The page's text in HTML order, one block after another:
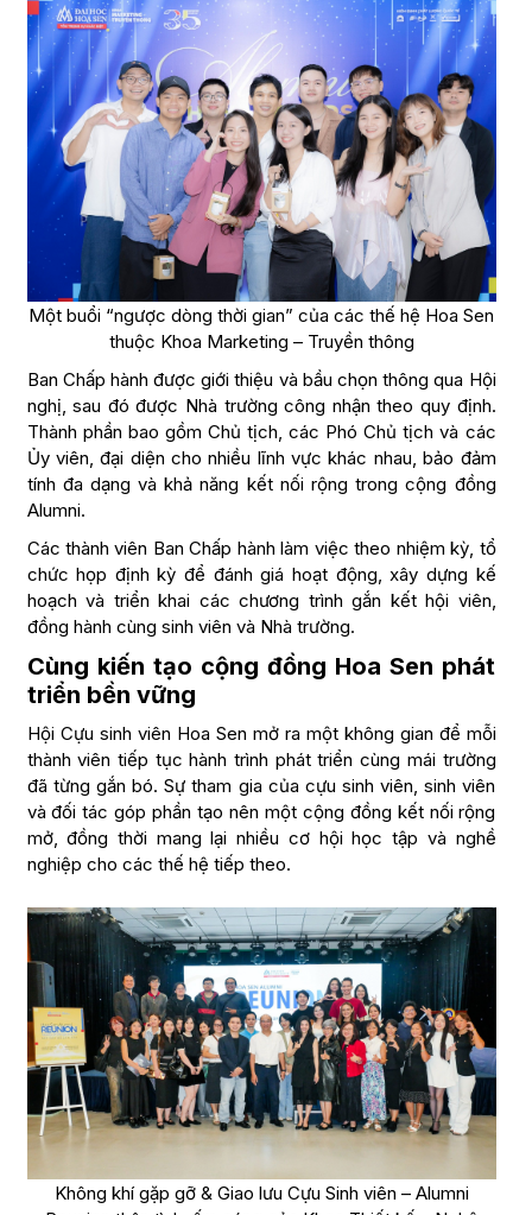
Một buổi “ngược dòng thời gian” của các thế hệ Hoa Sen
thuộc Khoa Marketing – Truyền thông
Ban Chấp hành được giới thiệu và bầu chọn thông qua Hội
nghị, sau đó được Nhà trường công nhận theo quy định.
Thành phần bao gồm Chủ tịch, các Phó Chủ tịch và các
Ủy viên, đại diện cho nhiều lĩnh vực khác nhau, bảo đảm
tính đa dạng và khả năng kết nối rộng trong cộng đồng
Alumni.
Các thành viên Ban Chấp hành làm việc theo nhiệm kỳ, tổ
chức họp định kỳ để đánh giá hoạt động, xây dựng kế
hoạch và triển khai các chương trình gắn kết hội viên,
đồng hành cùng sinh viên và Nhà trường.
Cùng kiến tạo cộng đồng Hoa Sen phát
triển bền vững
Hội Cựu sinh viên Hoa Sen mở ra một không gian để mỗi
thành viên tiếp tục hành trình phát triển cùng mái trường
đã từng gắn bó. Sự tham gia của cựu sinh viên, sinh viên
và đối tác góp phần tạo nên một cộng đồng kết nối rộng
mở, đồng thời mang lại nhiều cơ hội học tập và nghề
nghiệp cho các thế hệ tiếp theo.
Không khí gặp gỡ & Giao lưu Cựu Sinh viên – Alumni